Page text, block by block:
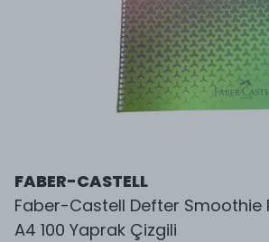
FABER-CASTELL
Faber-Castell Defter Smoothie
A4 100 Yaprak Çizgili